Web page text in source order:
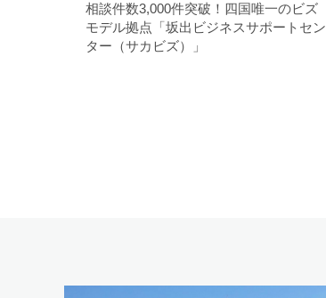
相談件数3,000件突破！四国唯一のビズ
モデル拠点「坂出ビジネスサポートセン
ター（サカビズ）」